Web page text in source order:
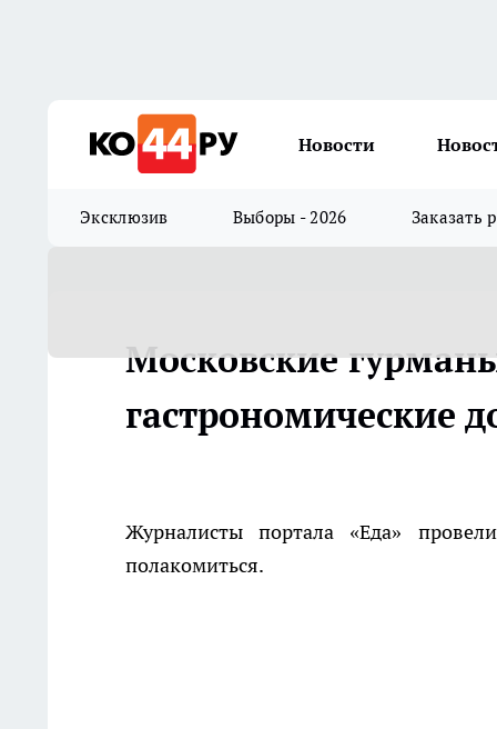
Новости
Эксклюзив Выборы - 2026 Заказать
Московские
гастрономические
Журналисты портала «Еда»
полакомиться.